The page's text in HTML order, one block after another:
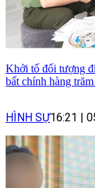
Khởi tố đối tượng
bất chính hàng
HÌNH SỰ16:21